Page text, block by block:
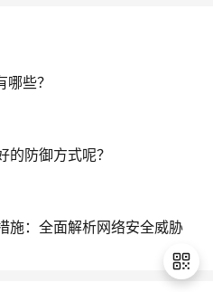
些？
的防御方式呢？
施：全面解析网络安全威胁